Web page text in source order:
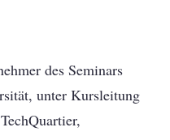
des Seminars
unter Kursleitung